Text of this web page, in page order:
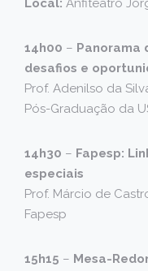
Local: Anfiteatro
14h00 – Panorama
desafios e
Prof. Adenilso da
Pós-Graduação da
14h30 – Fapesp:
especiais
Prof. Márcio de
Fapesp
15h15 – Mesa-